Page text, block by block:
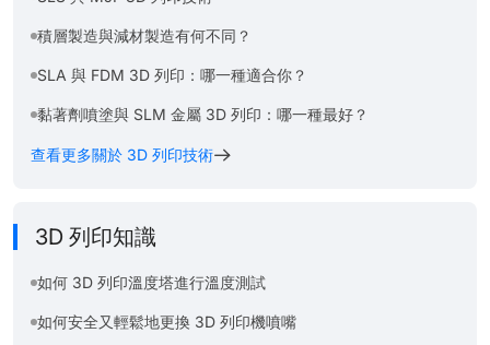
積層製造與減材製造有何不同？
SLA 與 FDM 3D 列印：哪一種適合你？
黏著劑噴塗與 SLM 金屬 3D 列印：哪一種最好？
查看更多關於 3D 列印技術
3D 列印知識
如何 3D 列印溫度塔進行溫度測試
如何安全又輕鬆地更換 3D 列印機噴嘴